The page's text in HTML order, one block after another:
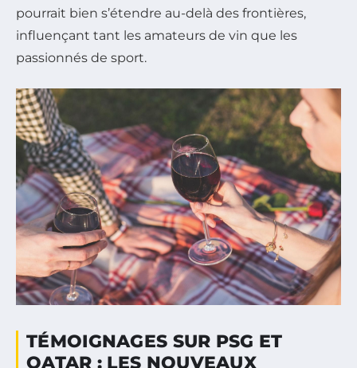
pourrait bien s’étendre au-delà des frontières,
influençant tant les amateurs de vin que les
passionnés de sport.
TÉMOIGNAGES SUR PSG ET
QATAR : LES NOUVEAUX